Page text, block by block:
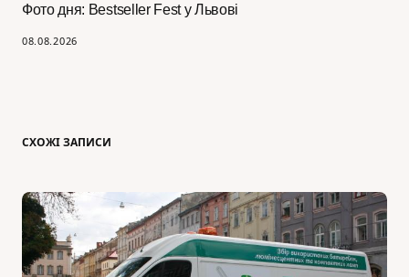
Фото дня: Bestseller Fest у Львові
08.08.2026
СХОЖІ ЗАПИСИ